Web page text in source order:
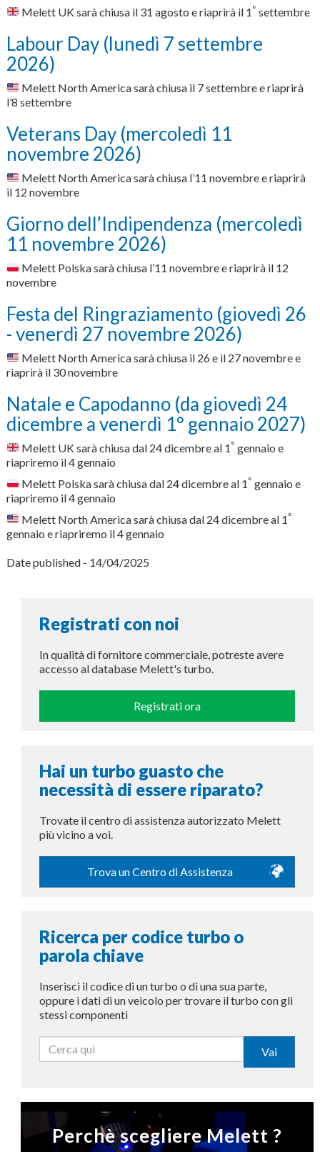
Melett UK sarà chiusa il 31 agosto e riaprirà il 1 ° settembre
Labour Day (lunedì 7 settembre
2026)
Melett North America sarà chiusa il 7 settembre e riaprirà
l’8 settembre
Veterans Day (mercoledì 11
novembre 2026)
Melett North America sarà chiusa l’11 novembre e riaprirà
il 12 novembre
Giorno dell’Indipendenza (mercoledì
11 novembre 2026)
Melett Polska sarà chiusa l’11 novembre e riaprirà il 12
novembre
Festa del Ringraziamento (giovedì 26
- venerdì 27 novembre 2026)
Melett North America sarà chiusa il 26 e il 27 novembre e
riaprirà il 30 novembre
Natale e Capodanno (da giovedì 24
dicembre a venerdì 1° gennaio 2027)
Melett UK sarà chiusa dal 24 dicembre al 1 ° gennaio e
riapriremo il 4 gennaio
Melett Polska sarà chiusa dal 24 dicembre al 1 ° gennaio e
riapriremo il 4 gennaio
Melett North America sarà chiusa dal 24 dicembre al 1 °
gennaio e riapriremo il 4 gennaio
Date published - 14/04/2025
Registrati con noi
In qualità di fornitore commerciale, potreste avere
accesso al database Melett's turbo.
Registrati ora
Hai un turbo guasto che
necessità di essere riparato?
Trovate il centro di assistenza autorizzato Melett
più vicino a voi.
Trova un Centro di Assistenza
Ricerca per codice turbo o
parola chiave
Inserisci il codice di un turbo o di una sua parte,
oppure i dati di un veicolo per trovare il turbo con gli
stessi componenti
Vai
Perchè scegliere Melett ?